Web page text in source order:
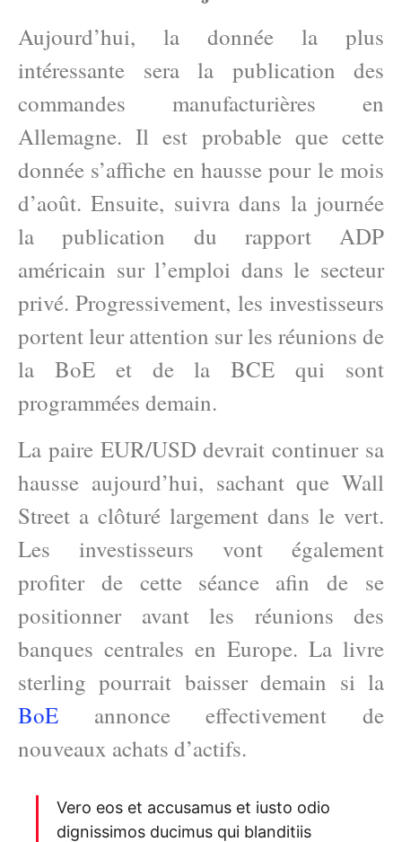
Aujourd’hui, la donnée la plus
intéressante sera la publication des
commandes manufacturières en
Allemagne. Il est probable que cette
donnée s’affiche en hausse pour le mois
d’août. Ensuite, suivra dans la journée
la publication du rapport ADP
américain sur l’emploi dans le secteur
privé. Progressivement, les investisseurs
portent leur attention sur les réunions de
la BoE et de la BCE qui sont
programmées demain.
La paire EUR/USD devrait continuer sa
hausse aujourd’hui, sachant que Wall
Street a clôturé largement dans le vert.
Les investisseurs vont également
profiter de cette séance afin de se
positionner avant les réunions des
banques centrales en Europe. La livre
sterling pourrait baisser demain si la
BoE annonce effectivement de
nouveaux achats d’actifs.
Vero eos et accusamus et iusto odio
dignissimos ducimus qui blanditiis